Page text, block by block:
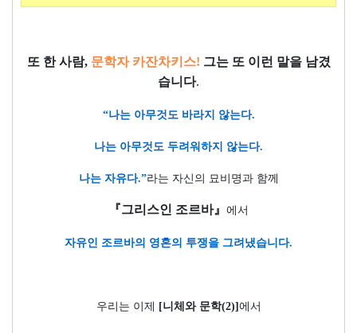
또 한 사람, 문학자 카잔차키스! 그는 또 이런 말을 남겼
습니다.
“나는 아무것도 바라지 않는다.
나는 아무것도 두려워하지 않는다.
나는 자유다.”라는 자신의 묘비명과 함께
『그리스인 조르바』 에서
자유인 조르바의 영혼의 투쟁을 그려냈습니다.
우리는 이제 [니체와 문학(2)] 에서